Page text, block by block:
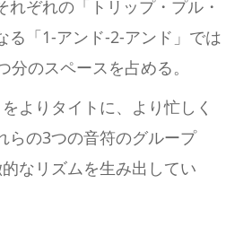
れぞれの「トリップ・プル・
る「1-アンド-2-アンド」では
分のスペースを占める。
よりタイトに、より忙しく
らの3つの音符のグループ
なリズムを生み出してい